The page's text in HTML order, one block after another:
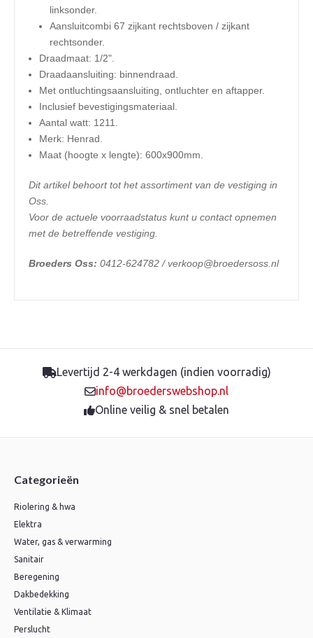
linksonder.
Aansluitcombi 67 zijkant rechtsboven / zijkant
rechtsonder.
Draadmaat: 1/2".
Draadaansluiting: binnendraad.
Met ontluchtingsaansluiting, ontluchter en aftapper.
Inclusief bevestigingsmateriaal.
Aantal watt: 1211.
Merk: Henrad.
​Maat (hoogte x lengte): 600x900mm.
Dit artikel behoort tot het assortiment van de vestiging in
Oss.
Voor de actuele voorraadstatus kunt u contact opnemen
met de betreffende vestiging.
Broeders Oss: 0412-624782 / verkoop@broedersoss.nl
Levertijd 2-4 werkdagen (indien voorradig)
info@broederswebshop.nl
Online veilig & snel betalen
Categorieën
Riolering & hwa
Elektra
Water, gas & verwarming
Sanitair
Beregening
Dakbedekking
Ventilatie & Klimaat
Perslucht